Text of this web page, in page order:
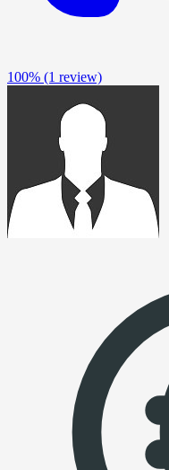
100% (1 review)